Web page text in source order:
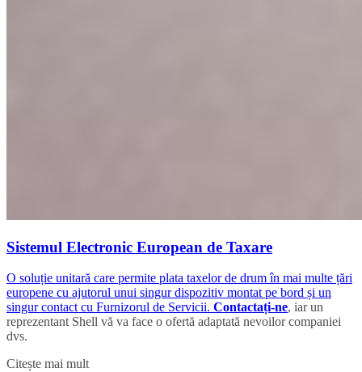
Sistemul Electronic European de Taxare
O soluție unitară care permite plata taxelor de drum în mai multe țări
europene cu ajutorul unui singur dispozitiv montat pe bord și un
singur contact cu Furnizorul de Servicii. Contactați-ne, iar un
reprezentant Shell vă va face o ofertă adaptată nevoilor companiei
dvs.
Citește mai mult